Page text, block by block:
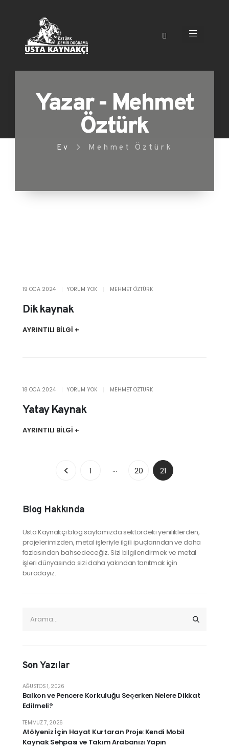
Yazar - Mehmet
Öztürk
Ev Mehmet Öztürk
19 OCA 2024 YORUM YOK MEHMET ÖZTÜRK
Dik kaynak
AYRINTILI BİLGİ +
18 OCA 2024 YORUM YOK MEHMET ÖZTÜRK
Yatay Kaynak
AYRINTILI BİLGİ +
1 … 20 21
Blog Hakkında
Usta Kaynakçı blog sayfamızda sektördeki yeniliklerden,
projelerimizden, metal işleriyle ilgili ipuçlarından ve daha
fazlasından bahsedeceğiz. Sizi bilgilendirmek ve metal
işleri dünyasında sizi daha yakından tanıtmak için
buradayız.
Son Yazılar
Balkon ve Pencere Korkuluğu Seçerken Nelere Dikkat
Edilmeli?
AĞUSTOS 1, 2026
Atölyeniz İçin Hayat Kurtaran Proje: Kendi Mobil
Kaynak Sehpası ve Takım Arabanızı Yapın
TEMMUZ 7, 2026